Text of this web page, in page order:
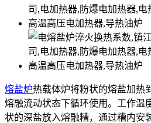
熔盐炉热载体炉将粉状的熔盐加热
熔融流动状态下循环使用。工作温
状的深盐放入熔融糟，通过糟内安